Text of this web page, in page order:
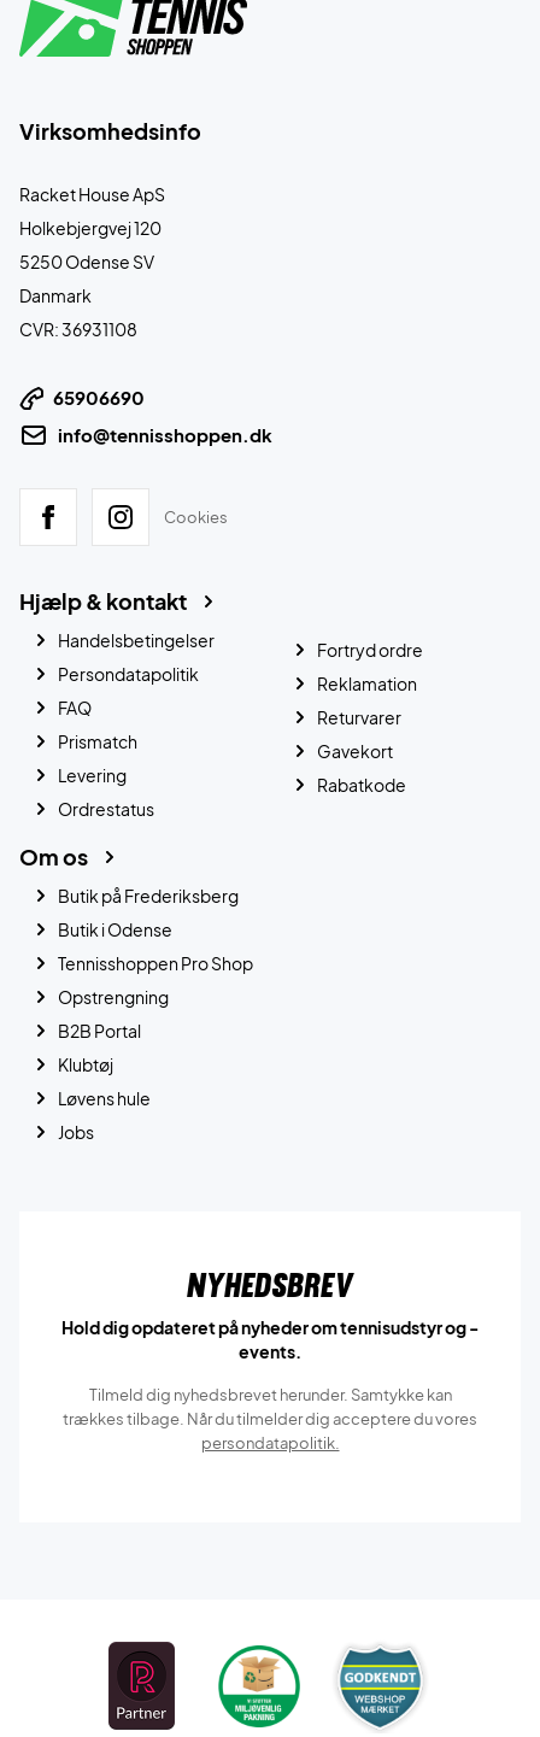
Virksomhedsinfo
Racket House ApS
Holkebjergvej 120
5250 Odense SV
Danmark
CVR: 36931108
65906690
info@tennisshoppen.dk
Cookies
Hjælp & kontakt
Handelsbetingelser
Persondatapolitik
FAQ
Prismatch
Levering
Ordrestatus
Fortryd ordre
Reklamation
Returvarer
Gavekort
Rabatkode
Om os
Butik på Frederiksberg
Butik i Odense
Tennisshoppen Pro Shop
Opstrengning
B2B Portal
Klubtøj
Løvens hule
Jobs
Nyhedsbrev
Hold dig opdateret på nyheder om tennisudstyr og -
events.
Tilmeld dig nyhedsbrevet herunder. Samtykke kan
trækkes tilbage. Når du tilmelder dig acceptere du vores
persondatapolitik.